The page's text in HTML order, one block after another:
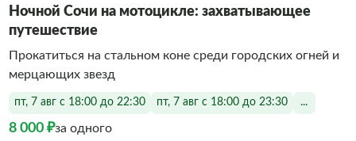
Ночной Сочи на мотоцикле: захватывающее
путешествие
Прокатиться на стальном коне среди городских огней и
мерцающих звезд
пт, 7 авг с 18:00 до 22:30 пт, 7 авг с 18:00 до 23:30 ...
8 000 ₽за одного